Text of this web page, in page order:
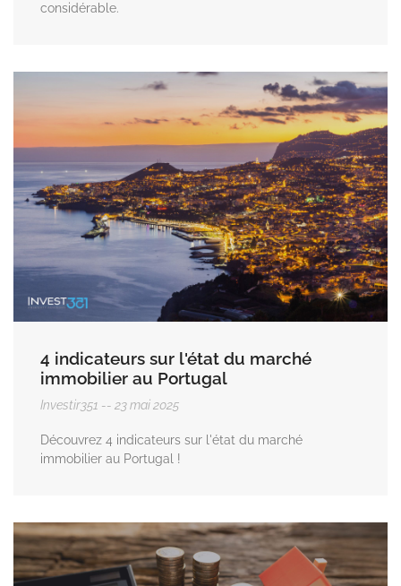
considérable.
4 indicateurs sur l'état du marché
immobilier au Portugal
Investir351 23 mai 2025
Découvrez 4 indicateurs sur l'état du marché
immobilier au Portugal !